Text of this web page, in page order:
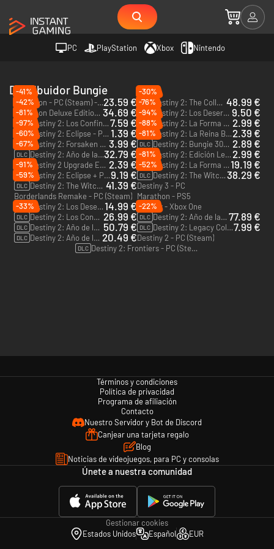
PC PlayStation Xbox Nintendo
Distribuidor Bungie
-41%
Marathon - PC (Steam) - Europe & US & Canada23.59 €
-30%
DLC Destiny 2: The Collection - PC (Steam) - Europe & US & Canada 48.99 €
-42%
Marathon Deluxe Edition - PC (Steam) - Europe & US & Canada 34.69 €
-76%
DLC Destiny 2: Los Desertores - PC (Steam) 9.50 €
-81%
DLC Destiny 2: Los Confines del Destino - PC (Steam) - Europe & US & Canada7.59 €
-94%
DLC Destiny 2: La Forma Final - PC (Steam) 2.99 €
-97%
DLC Destiny 2: Eclipse - PC (Steam) 1.39 €
-88%
DLC Destiny 2: La Reina Bruja - PC (Steam)2.39 €
-60%
DLC Destiny 2: Forsaken Pack - PC (Steam) 3.99 €
-81%
DLC Destiny 2: Bungie 30th Anniversary Pack - PC (Steam) 2.89 €
-67%
DLC Destiny 2: Año de la Profecía Edición Definitiva - PC (Steam) - Europe & US & Canada32.79 € DLC Destiny 2: Edición Legendaria - PC (Steam) 2.99 €
DLC Destiny 2 Upgrade Edition - PC (Steam) 2.39 €
-81%
DLC Destiny 2: La Forma Final + Pase anual - PC (Steam)19.19 €
-91%
DLC Destiny 2: Eclipse + Pase anual - PC (Steam)9.19 €
-52%
DLC Destiny 2: The Witch Queen Deluxe Edition - PC (Steam)38.29 €
-59%
DLC Destiny 2: The Witch Queen Deluxe + Bungie 30th Anniversary Bundle - PC (Steam) 41.39 €Destiny 3 - PC
Borderlands Remake - PC (Steam) Marathon - PS5
DLC Destiny 2: Los Desertores - Xbox One & Xbox Series X|S14.99 € Destiny - Xbox One
-33%
DLC Destiny 2: Los Confines del Destino - Xbox One & Xbox Series X|S 26.99 €
-22%
DLC Destiny 2: Año de la Profecía Edición Definitiva - Xbox One & Xbox Series X|S 77.89 €
DLC Destiny 2: Año de la Profecía - Xbox One & Xbox Series X|S 50.79 € DLC Destiny 2: Legacy Collection (2025) - PC (Steam) - Europe & US & Canada7.99 €
DLC Destiny 2: Año de la Profecía - PC (Steam) - Europe & US & Canada 20.49 €Destiny 2 - PC (Steam)
DLC Destiny 2: Frontiers - PC (Steam)
Términos y condiciones
Política de privacidad
Programa de afiliación
Contacto
Nuestro Servidor y Bot de Discord
Canjear una tarjeta regalo
Blog
Noticias de videojuegos, para PC y consolas
Únete a nuestra comunidad
Gestionar cookies
Estados Unidos
Español EUR